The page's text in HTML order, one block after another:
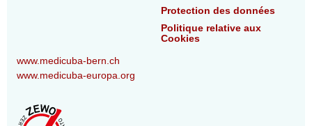
Protection des données
Politique relative aux
Cookies
www.medicuba-bern.ch
www.medicuba-europa.org